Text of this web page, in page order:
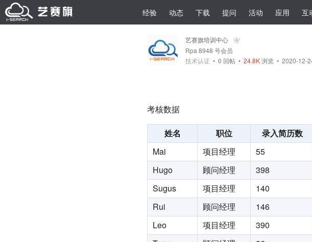
经验 动态 下载 提问 活动 应用 互
艺赛旗培训中心
Rpa 8948 号会员
技术认证 • 0 回帖 • 24.8K浏览 • 2020-12-
考核数据
姓名 职位 录入简历数
Mai
项目经理 55
Hugo
顾问经理 398
Sugus
项目经理 140
Rui
顾问经理 146
Leo
项目经理 390